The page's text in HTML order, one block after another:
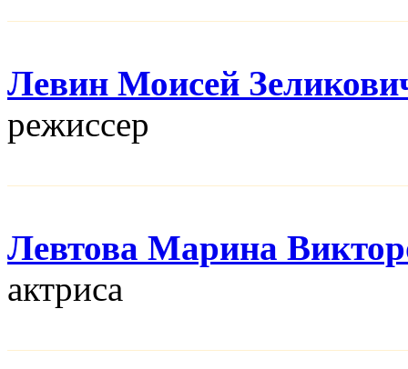
Левин Моисей
режисcер
Левтова Марина
актриса